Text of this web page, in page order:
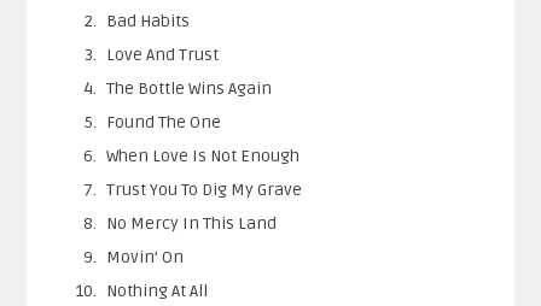
Bad Habits
Love And Trust
The Bottle Wins Again
Found The One
When Love Is Not Enough
Trust You To Dig My Grave
No Mercy In This Land
Movin’ On
Nothing At All